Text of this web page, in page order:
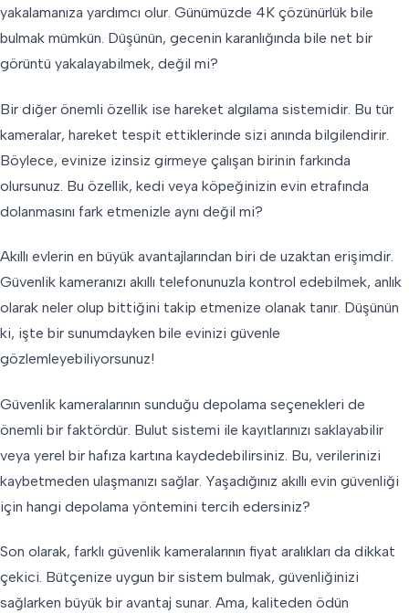
yakalamanıza yardımcı olur. Günümüzde 4K çözünürlük bile
bulmak mümkün. Düşünün, gecenin karanlığında bile net bir
görüntü yakalayabilmek, değil mi?
Bir diğer önemli özellik ise hareket algılama sistemidir. Bu tür
kameralar, hareket tespit ettiklerinde sizi anında bilgilendirir.
Böylece, evinize izinsiz girmeye çalışan birinin farkında
olursunuz. Bu özellik, kedi veya köpeğinizin evin etrafında
dolanmasını fark etmenizle aynı değil mi?
Akıllı evlerin en büyük avantajlarından biri de uzaktan erişimdir.
Güvenlik kameranızı akıllı telefonunuzla kontrol edebilmek, anlık
olarak neler olup bittiğini takip etmenize olanak tanır. Düşünün
ki, işte bir sunumdayken bile evinizi güvenle
gözlemleyebiliyorsunuz!
Güvenlik kameralarının sunduğu depolama seçenekleri de
önemli bir faktördür. Bulut sistemi ile kayıtlarınızı saklayabilir
veya yerel bir hafıza kartına kaydedebilirsiniz. Bu, verilerinizi
kaybetmeden ulaşmanızı sağlar. Yaşadığınız akıllı evin güvenliği
için hangi depolama yöntemini tercih edersiniz?
Son olarak, farklı güvenlik kameralarının fiyat aralıkları da dikkat
çekici. Bütçenize uygun bir sistem bulmak, güvenliğinizi
sağlarken büyük bir avantaj sunar. Ama, kaliteden ödün